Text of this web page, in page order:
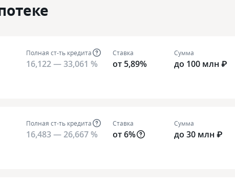
Полная ст-ть кредита
16,122 — 33,061 %
Ставка
от 5,89%
Сумма
до 100 млн ₽
Полная ст-ть кредита
16,483 — 26,667 %
Ставка
от 6%
Сумма
до 30 млн ₽